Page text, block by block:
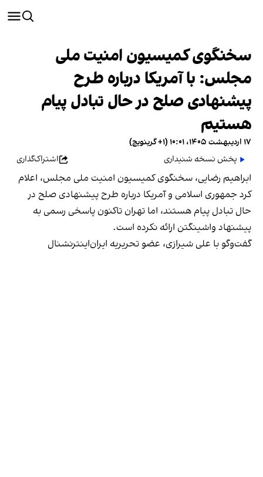
سخنگوی کمیسیون امنیت ملی
مجلس: با آمریکا درباره طرح
پیشنهادی صلح در حال تبادل پیام
هستیم
۱۷ اردیبهشت ۱۴۰۵، ۱۰:۰۱ (‎+۱ گرینویچ)
پخش نسخه شنیداری
اشتراک‌گذاری
ابراهیم رضایی، سخنگوی کمیسیون امنیت ملی مجلس، اعلام
کرد جمهوری اسلامی و آمریکا درباره طرح پیشنهادی صلح در
حال تبادل پیام هستند، اما تهران تاکنون پاسخی رسمی به
پیشنهاد واشینگتن ارائه نکرده است.
گفت‌وگو با علی شیرازی، عضو تحریریه ایران‌اینترنشنال